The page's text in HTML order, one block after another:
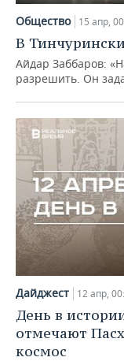
Общество 15 апр,
В
Айдар Заббаров:
разрешить. Он
Дайджест 12 апр,
День в
отмечают
космос